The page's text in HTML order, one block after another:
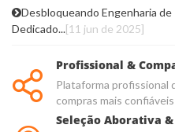
Desbloqueando Engenharia
Dedicado...[11 jun de 2025]
Profissional &
Plataforma profissional
compras mais confiáveis
Seleção Aborativa